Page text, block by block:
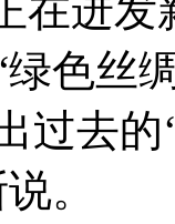
在迸
色丝
过去
。